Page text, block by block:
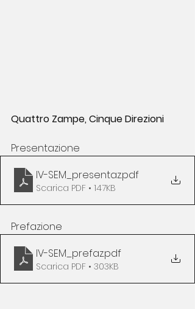
Quattro Zampe, Cinque Direzioni
Presentazione
IV-SEM_presentaz.pdf
Scarica PDF • 147KB
Prefazione
IV-SEM_prefaz.pdf
Scarica PDF • 303KB